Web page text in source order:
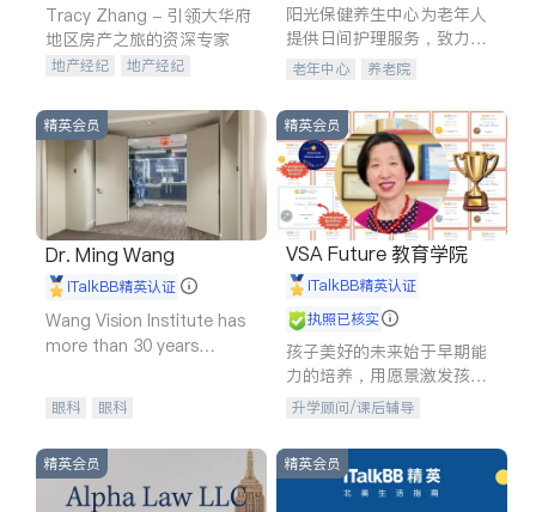
Tracy Zhang - 引领大华府
地区房产之旅的资深专家
地产经纪
地产经纪
商铺租售
开发商建商
阳光保健养生中心为老年人
提供日间护理服务，致力于
通过持续的护理创新来有效
老年中心 养老院
精英会员
Dr. Ming Wang
iTalkBB精英认证
Wang Vision Institute has
more than 30 years
眼科 眼科
精英会员
VSA Future 教育学院
iTalkBB精英认证
执照已核实
孩子美好的未来始于早期能
力的培养，用愿景激发孩子
的学习潜力和动力。理念：
拥有成长型心态是成功的基
石。
升学顾问/课后辅导
精英会员 精英会员